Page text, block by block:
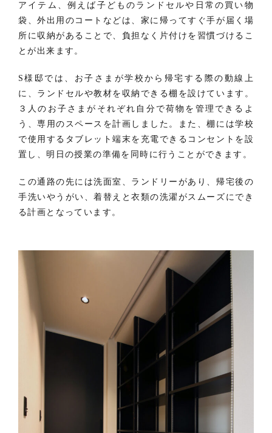
アイテム、例えば子どものランドセルや日常の買い物
袋、外出用のコートなどは、家に帰ってすぐ手が届く場
所に収納があることで、負担なく片付けを習慣づけるこ
とが出来ます。
S様邸では、お子さまが学校から帰宅する際の動線上
に、ランドセルや教材を収納できる棚を設けています。
３人のお子さまがそれぞれ自分で荷物を管理できるよ
う、専用のスペースを計画しました。また、棚には学校
で使用するタブレット端末を充電できるコンセントを設
置し、明日の授業の準備を同時に行うことができます。
この通路の先には洗面室、ランドリーがあり、帰宅後の
手洗いやうがい、着替えと衣類の洗濯がスムーズにでき
る計画となっています。